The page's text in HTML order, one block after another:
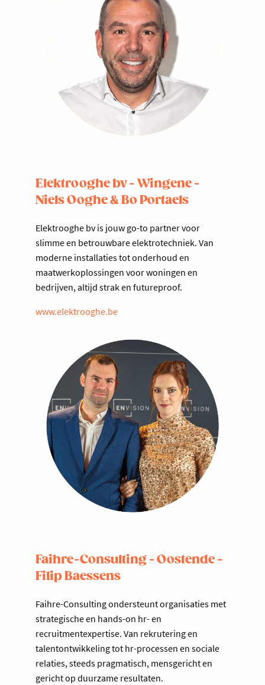
Elektrooghe bv - Wingene -
Niels Ooghe & Bo Portaels
Elektrooghe bv is jouw go-to partner voor
slimme en betrouwbare elektrotechniek. Van
moderne installaties tot onderhoud en
maatwerkoplossingen voor woningen en
bedrijven, altijd strak en futureproof.
www.elektrooghe.be
Faihre-Consulting - Oostende -
Filip Baessens
Faihre-Consulting ondersteunt organisaties met
strategische en hands-on hr- en
recruitmentexpertise. Van rekrutering en
talentontwikkeling tot hr-processen en sociale
relaties, steeds pragmatisch, mensgericht en
gericht op duurzame resultaten.